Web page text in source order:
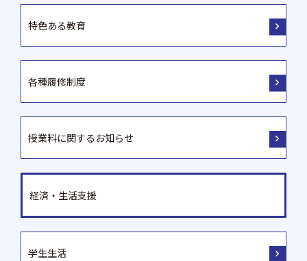
特色ある教育
各種履修制度
授業料に関するお知らせ
経済・生活支援
学生生活